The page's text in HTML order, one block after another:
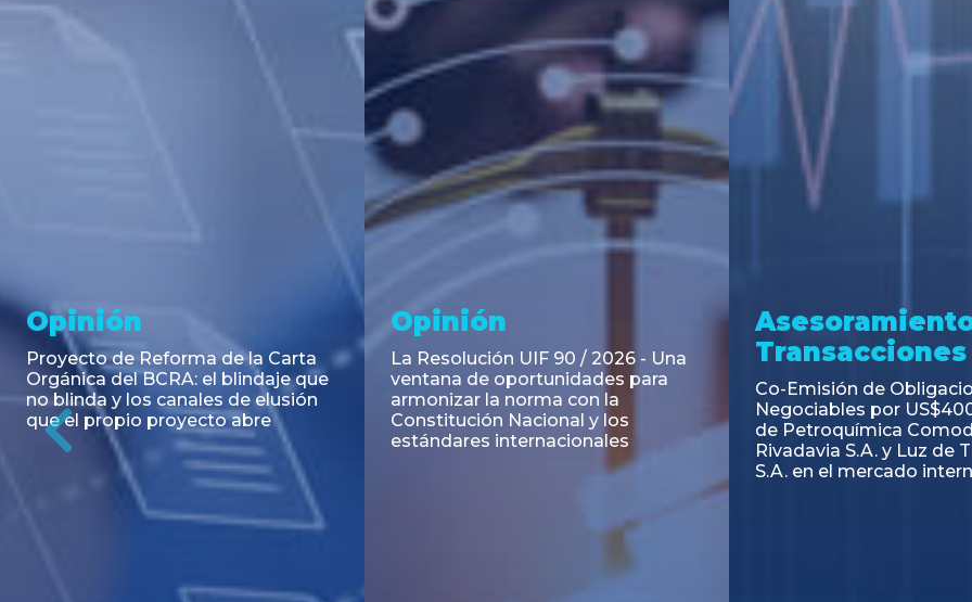
Noticia
RESOLUCIÓN 271/2026 de la
SECRETARIA DE COORDINACIÓN
DE PRODUCCIÓN: Actualización y
unificación de las advertencias
obligatorias en la publicidad de
juegos y apuestas en...
Asesoramiento y
Transacciones
Emisión de Obligaciones
Negociables Clase E de Central
Puerto S.A. por un Valor Nominal
de U$S 98.897.303
Transacciones
PAGBAM asesoró a
autorización para la
de los Certificados de
del Fideicomiso
Inmobiliario "Espacio
Previous